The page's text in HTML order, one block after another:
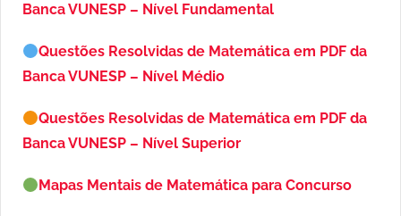
Banca VUNESP – Nível Fundamental
Questões Resolvidas de Matemática em PDF da
Banca VUNESP – Nível Médio
Questões Resolvidas de Matemática em PDF da
Banca VUNESP – Nível Superior
Mapas Mentais de Matemática para Concurso